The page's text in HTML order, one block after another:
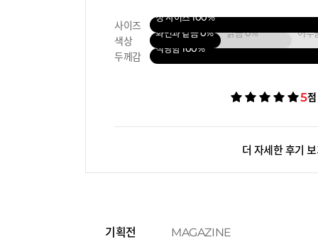
사이즈
정 사이즈100%
색상
화면과 같음0% 밝음0% 어두
두께감
적당함 100%
5점
더 자세한 후기
기획전 MAGAZINE